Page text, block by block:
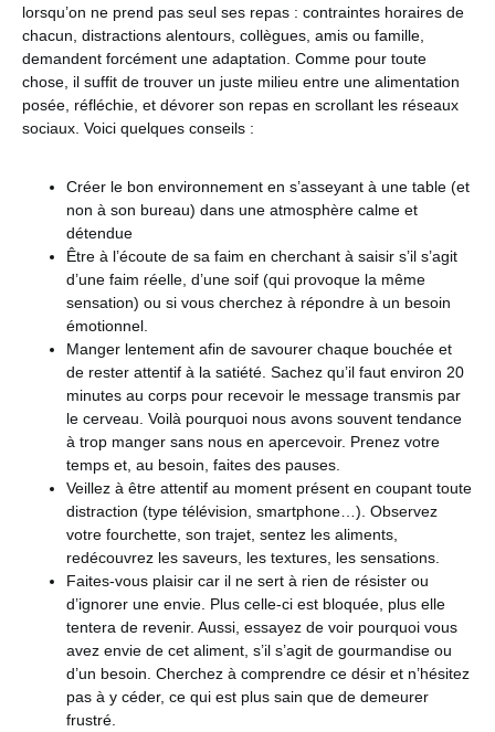
lorsqu’on ne prend pas seul ses repas : contraintes horaires de
chacun, distractions alentours, collègues, amis ou famille,
demandent forcément une adaptation. Comme pour toute
chose, il suffit de trouver un juste milieu entre une alimentation
posée, réfléchie, et dévorer son repas en scrollant les réseaux
sociaux. Voici quelques conseils :
Créer le bon environnement en s’asseyant à une table (et
non à son bureau) dans une atmosphère calme et
détendue
Être à l’écoute de sa faim en cherchant à saisir s’il s’agit
d’une faim réelle, d’une soif (qui provoque la même
sensation) ou si vous cherchez à répondre à un besoin
émotionnel.
Manger lentement afin de savourer chaque bouchée et
de rester attentif à la satiété. Sachez qu’il faut environ 20
minutes au corps pour recevoir le message transmis par
le cerveau. Voilà pourquoi nous avons souvent tendance
à trop manger sans nous en apercevoir. Prenez votre
temps et, au besoin, faites des pauses.
Veillez à être attentif au moment présent en coupant toute
distraction (type télévision, smartphone…). Observez
votre fourchette, son trajet, sentez les aliments,
redécouvrez les saveurs, les textures, les sensations.
Faites-vous plaisir car il ne sert à rien de résister ou
d’ignorer une envie. Plus celle-ci est bloquée, plus elle
tentera de revenir. Aussi, essayez de voir pourquoi vous
avez envie de cet aliment, s’il s’agit de gourmandise ou
d’un besoin. Cherchez à comprendre ce désir et n’hésitez
pas à y céder, ce qui est plus sain que de demeurer
frustré.